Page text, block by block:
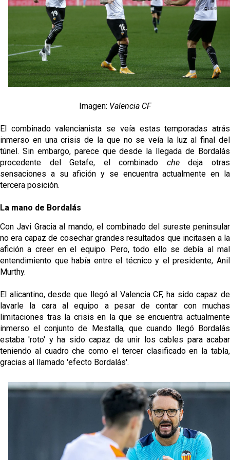
El Granada negocia con el Sevilla FC por Alberto
El Sevilla continúa con despidos y rechaza una
oferta de 420 millones por el club
El Sevilla mueve ficha por Robbie Ure: la opción 'A'
para el ataque nervionense
Los contratiempos para García Plaza por la mala
gestión de un inválido Consejo
Imagen: Valencia CF
El combinado valencianista se veía estas temporadas atrás
inmerso en una crisis de la que no se veía la luz al final del
túnel. Sin embargo, parece que desde la llegada de Bordalás
procedente del Getafe, el combinado chedeja otras
sensaciones a su afición y se encuentra actualmente en la
tercera posición.
La mano de Bordalás
Con Javi Gracia al mando, el combinado del sureste peninsular
no era capaz de cosechar grandes resultados que incitasen a la
afición a creer en el equipo. Pero, todo ello se debía al mal
entendimiento que había entre el técnico y el presidente, Anil
Murthy.
El alicantino, desde que llegó al Valencia CF, ha sido capaz de
lavarle la cara al equipo a pesar de contar con muchas
limitaciones tras la crisis en la que se encuentra actualmente
inmerso el conjunto de Mestalla, que cuando llegó Bordalás
estaba 'roto' y ha sido capaz de unir los cables para acabar
teniendo al cuadro che como el tercer clasificado en la tabla,
gracias al llamado 'efecto Bordalás'.